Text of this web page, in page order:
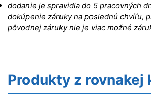
dodanie je spravidla do 5 pracovných
dokúpenie záruky na poslednú chvíľu,
pôvodnej záruky nie je viac možné
Produkty z rovnakej